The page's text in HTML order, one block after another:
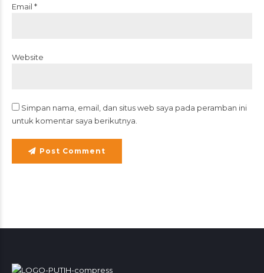
Email *
Website
Simpan nama, email, dan situs web saya pada peramban ini
untuk komentar saya berikutnya.
Post Comment